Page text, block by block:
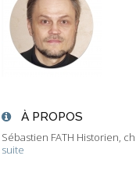
À PROPOS
Sébastien FATH Historien,
suite